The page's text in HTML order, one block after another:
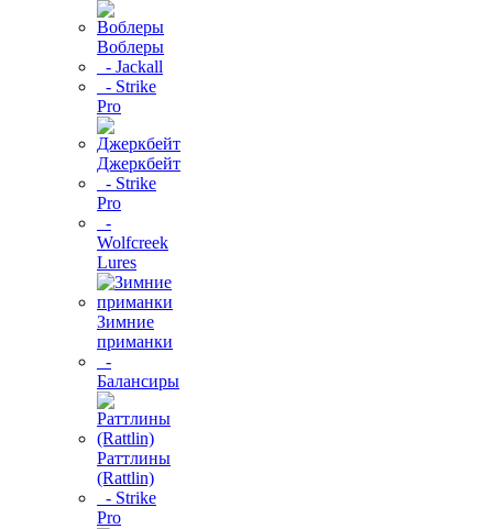
Воблеры
- Jackall
- Strike
Pro
Джеркбейт
- Strike
Pro
-
Wolfcreek
Lures
Зимние
приманки
-
Балансиры
Раттлины
(Rattlin)
- Strike
Pro